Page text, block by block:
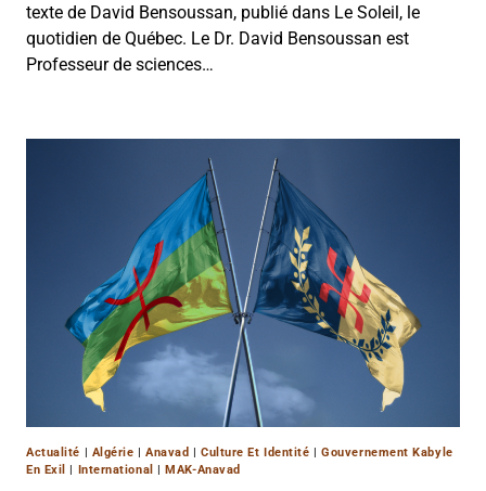
texte de David Bensoussan, publié dans Le Soleil, le
quotidien de Québec. Le Dr. David Bensoussan est
Professeur de sciences…
Actualité Algérie |Anavad |Culture Et Identité |Gouvernement Kabyle
En Exil
International MAK-Anavad